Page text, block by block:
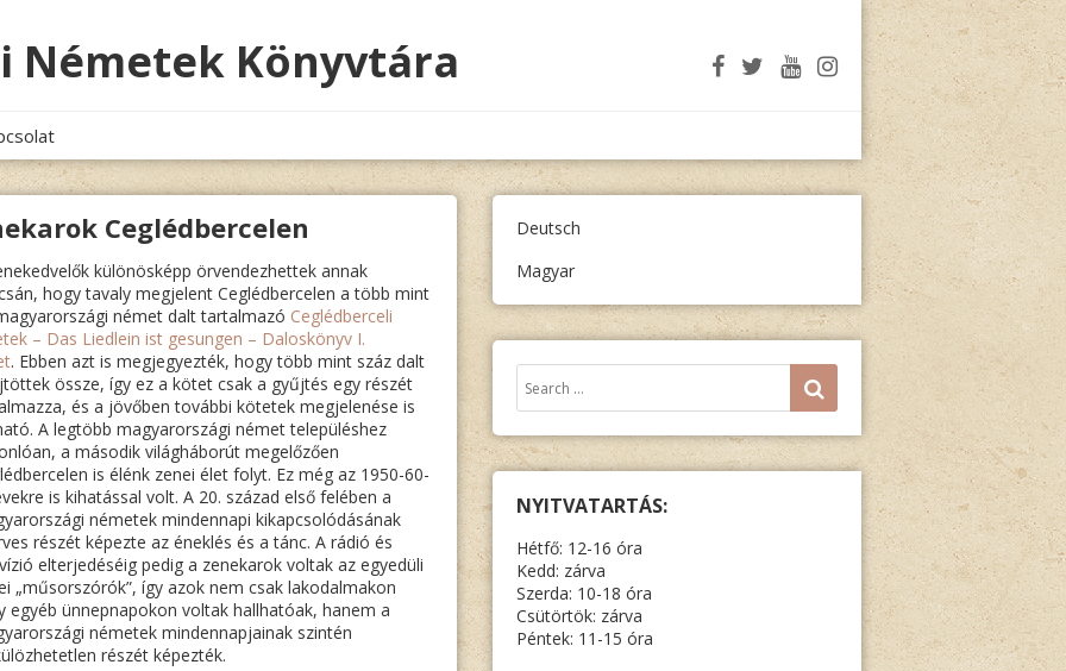
Németek Könyvtára
Ceglédbercelen
különösképp örvendezhettek annak
hogy tavaly megjelent Ceglédbercelen a több mint
német dalt tartalmazó Ceglédberceli
– Das Liedlein ist gesungen – Daloskönyv I.
. Ebben azt is megjegyezték, hogy több mint száz dalt
össze, így ez a kötet csak a gyűjtés egy részét
és a jövőben további kötetek megjelenése is
A legtöbb magyarországi német településhez
a második világháborút megelőzően
is élénk zenei élet folyt. Ez még az 1950-60-
is kihatással volt. A 20. század első felében a
németek mindennapi kikapcsolódásának
részét képezte az éneklés és a tánc. A rádió és
elterjedéséig pedig a zenekarok voltak az egyedüli
„műsorszórók”, így azok nem csak lakodalmakon
egyéb ünnepnapokon voltak hallhatóak, hanem a
németek mindennapjainak szintén
részét képezték.
Deutsch
Magyar
Keresés: SEARCH
NYITVATARTÁS:
Hétfő: 12-16 óra
Kedd: zárva
Szerda: 10-18 óra
Csütörtök: zárva
Péntek: 11-15 óra